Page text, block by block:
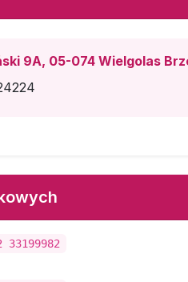
9A, 05-074 Wielgolas
33199982